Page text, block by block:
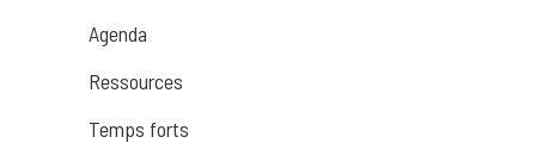
Agenda
Ressources
Temps forts